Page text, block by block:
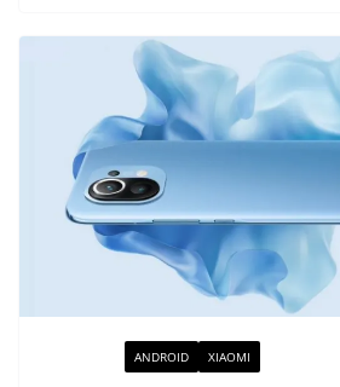
ANDROID XIAOMI